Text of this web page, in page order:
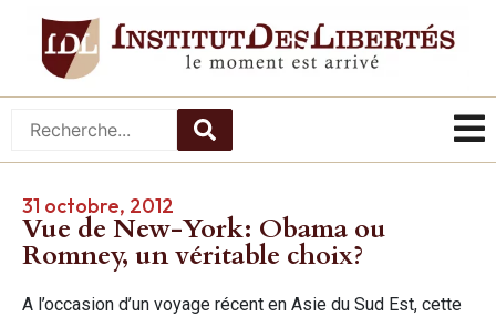
31 octobre, 2012
Vue de New-York: Obama ou
Romney, un véritable choix?
A l’occasion d’un voyage récent en Asie du Sud Est, cette